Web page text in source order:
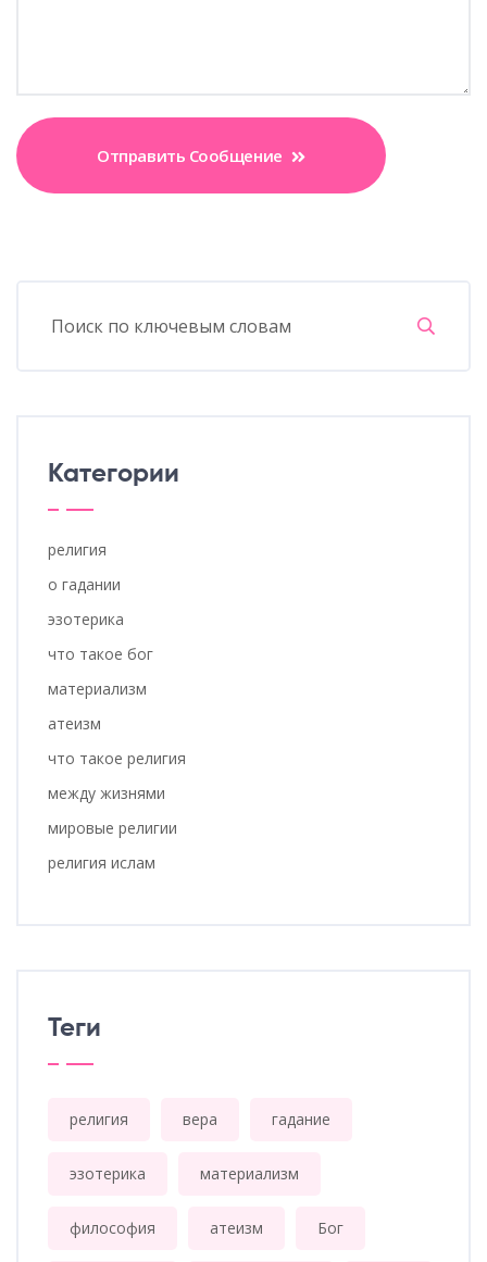
Отправить Сообщение
Категории
религия
о гадании
эзотерика
что такое бог
материализм
атеизм
что такое религия
между жизнями
мировые религии
религия ислам
Теги
религия вера гадание
эзотерика материализм
философия атеизм Бог